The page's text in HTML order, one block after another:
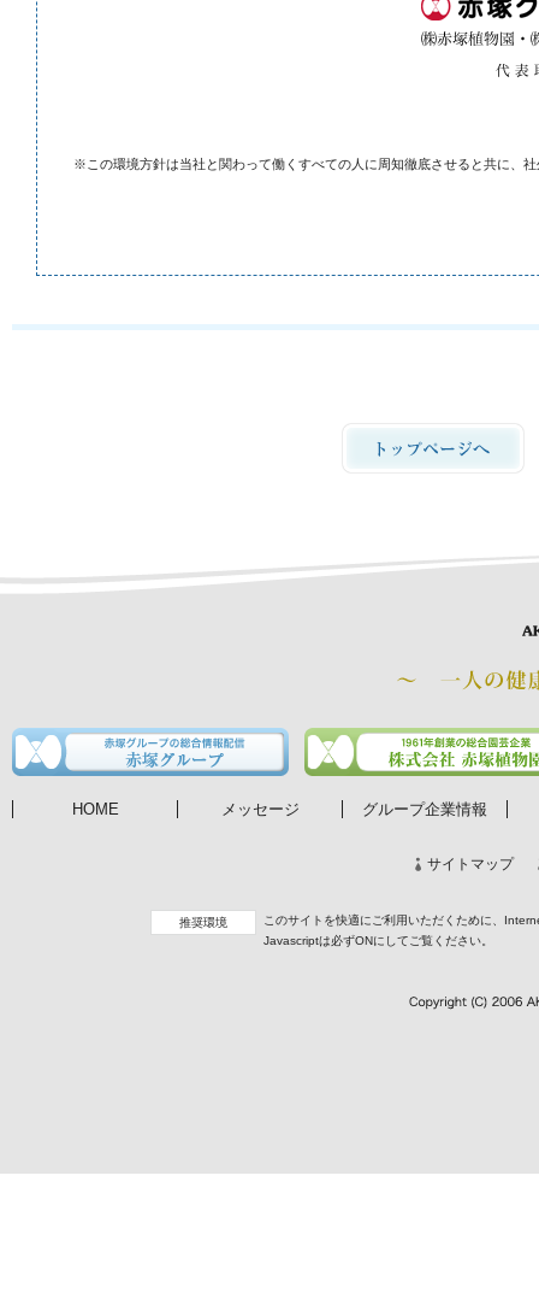
※この環境方針は当社と関わって働くすべての人に周知徹底させると共に、
HOME メッセージ グループ企業情報
サイトマップ
推奨環境
このサイトを快適にご利用いただくために、
Javascriptは必ずONにしてご覧ください。